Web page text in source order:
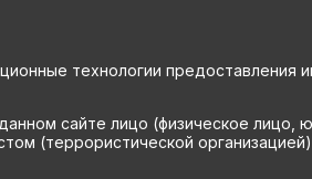
технологии предоставления
сайте лицо (физическое лицо,
(террористической